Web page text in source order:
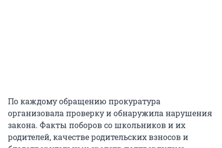
По каждому обращению прокуратура
организовала проверку и обнаружила нарушения
закона. Факты поборов со школьников и их
родителей, качестве родительских взносов и